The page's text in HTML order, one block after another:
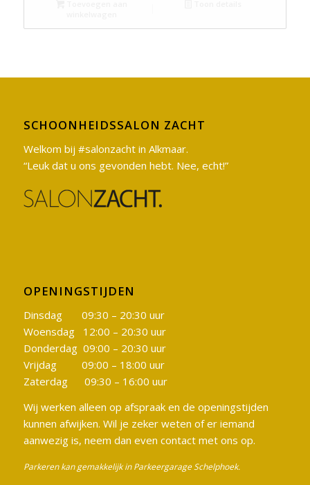
SCHOONHEIDSSALON ZACHT
Welkom bij #salonzacht in Alkmaar.
“Leuk dat u ons gevonden hebt. Nee, echt!”
OPENINGSTIJDEN
Dinsdag 09:30 – 20:30 uur
Woensdag 12:00 – 20:30 uur
Donderdag 09:00 – 20:30 uur
Vrijdag 09:00 – 18:00 uur
Zaterdag 09:30 – 16:00 uur
Wij werken alleen op afspraak en de openingstijden
kunnen afwijken. Wil je zeker weten of er iemand
aanwezig is, neem dan even contact met ons op.
Parkeren kan gemakkelijk in Parkeergarage Schelphoek.